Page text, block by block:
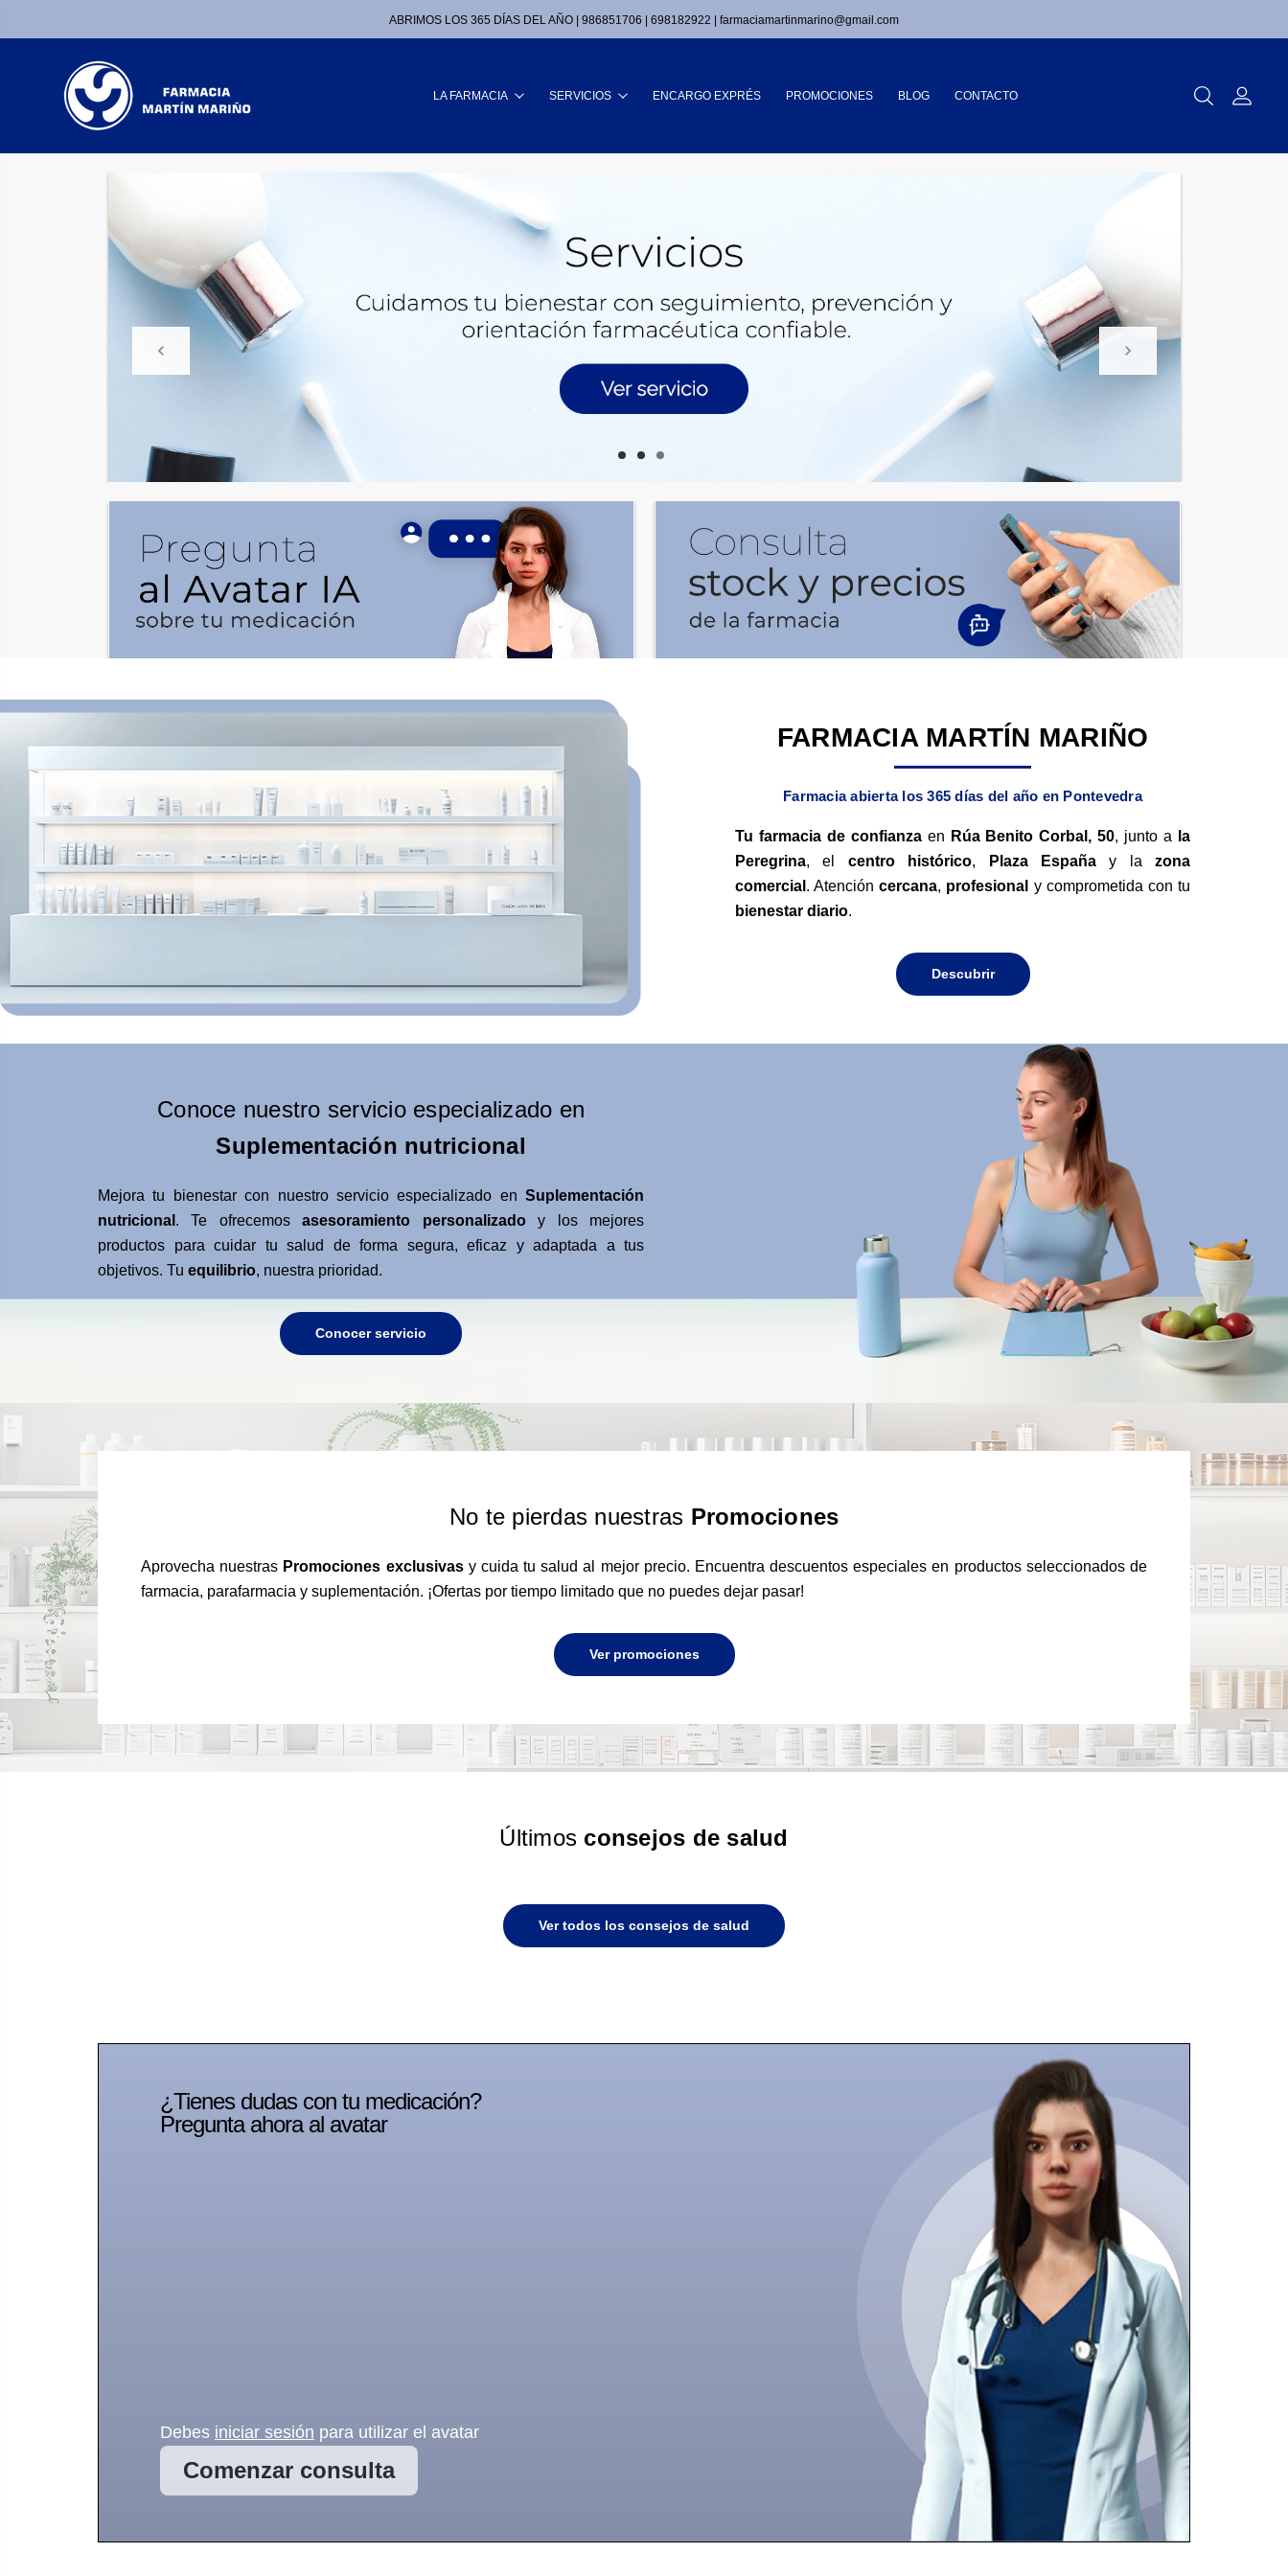
ABRIMOS LOS 365 DÍAS DEL AÑO | 986851706 | 698182922 | farmaciamartinmarino@gmail.com
LA FARMACIA SERVICIOS ENCARGO EXPRÉS PROMOCIONES BLOG CONTACTO
Buscar
BuscarMi
FARMACIA MARTÍN MARIÑO
Farmacia abierta los 365 días del año en Pontevedra
Tu farmacia de confianzaen Rúa Benito Corbal, 50, junto a
la
Peregrina, el centro histórico, Plaza Españay la zona
comercial . Atencióncercana, profesional y comprometida con tu
bienestar diario.
Descubrir
Conoce nuestro servicio especializado en
Suplementación nutricional
Mejora tu bienestar con nuestro servicio especializado en Suplementación
nutricional . Te ofrecemosasesoramiento personalizadoy los mejores
productos para cuidar tu salud de forma segura, eficaz y adaptada a tus
objetivos. Tu equilibrio, nuestra prioridad.
Conocer servicio
No te pierdas nuestras Promociones
Aprovecha nuestras Promociones exclusivasy cuida tu salud al mejor precio. Encuentra descuentos especiales en productos seleccionados de
farmacia, parafarmacia y suplementación. ¡Ofertas por tiempo limitado que no puedes dejar pasar!
Ver promociones
Últimos consejos de salud
Ver todos los consejos de salud
¿Tienes dudas con tu medicación?
Pregunta ahora al avatar
Debes iniciar sesión para utilizar el avatar
Comenzar consulta